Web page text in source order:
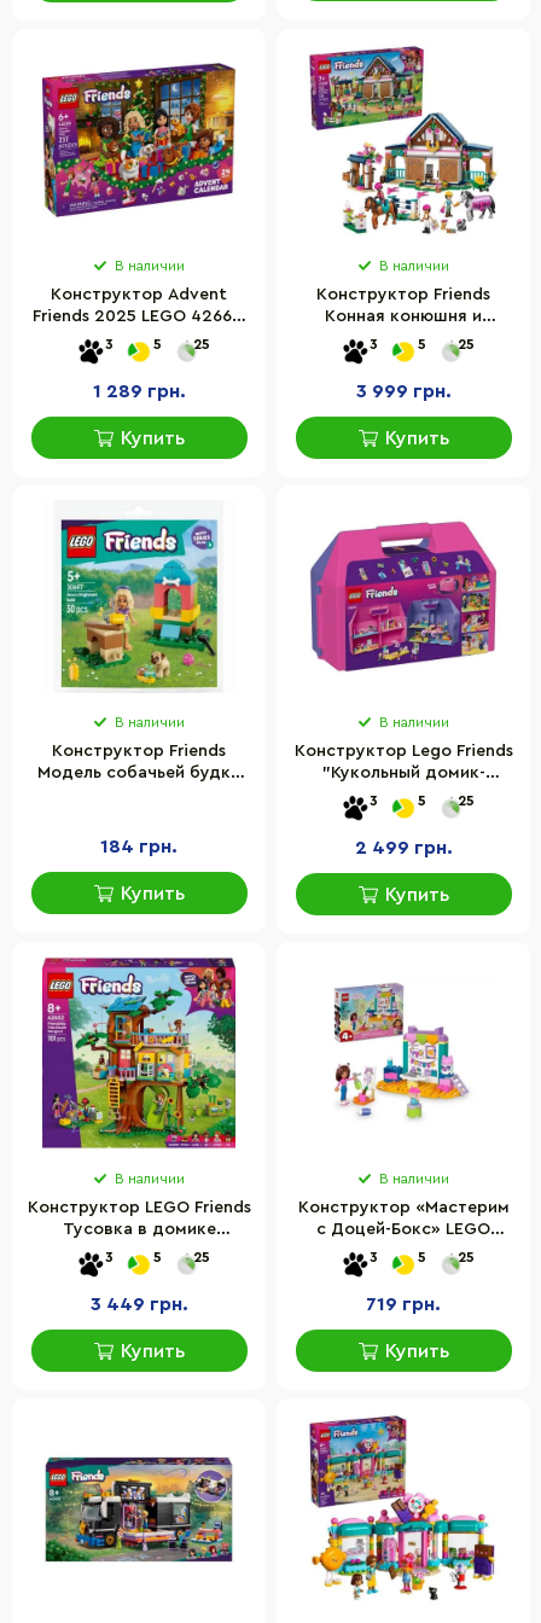
В наличии
Конструктор Advent
Friends 2025 LEGO 42668,
237 деталей
3 5 25
1 289 грн.
Купить
В наличии
Конструктор Friends
Конная конюшня и
академия верховой езды
LEGO 42688, 722 детали
3 5 25
3 999 грн.
Купить
В наличии
Конструктор Friends
Модель собачьей будки
184 грн.
Купить
В наличии
Конструктор Lego Friends
"Кукольный домик-
чемодан для творческой
игры" LEGO 42697, 355
деталей
3 5 25
2 499 грн.
Купить
В наличии
Конструктор LEGO Friends
Тусовка в домике
дружбы на дереве 42652,
701 деталь
3 5 25
3 449 грн.
Купить
В наличии
Конструктор «Мастерим
с Доцей-Бокс» LEGO
10795LG 60 деталей
3 5 25
719 грн.
Купить